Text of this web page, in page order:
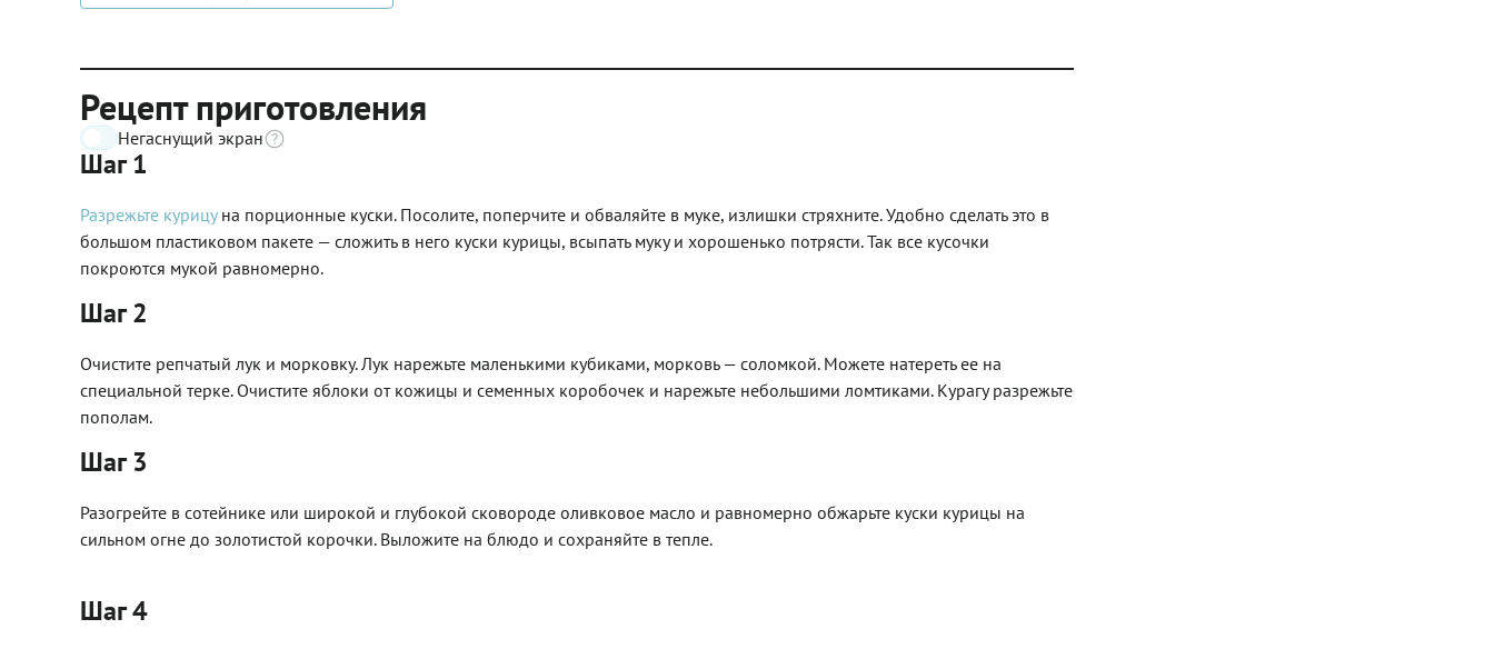
Рецепт приготовления
Негаснущий экран
Шаг 1
Разрежьте курицуна порционные куски. Посолите, поперчите и обваляйте в муке, излишки стряхните. Удобно сделать это в
большом пластиковом пакете — сложить в него куски курицы, всыпать муку и хорошенько потрясти. Так все кусочки
покроются мукой равномерно.
Шаг 2
Очистите репчатый лук и морковку. Лук нарежьте маленькими кубиками, морковь — соломкой. Можете натереть ее на
специальной терке. Очистите яблоки от кожицы и семенных коробочек и нарежьте небольшими ломтиками. Курагу разрежьте
пополам.
Шаг 3
Разогрейте в сотейнике или широкой и глубокой сковороде оливковое масло и равномерно обжарьте куски курицы на
сильном огне до золотистой корочки. Выложите на блюдо и сохраняйте в тепле.
Шаг 4